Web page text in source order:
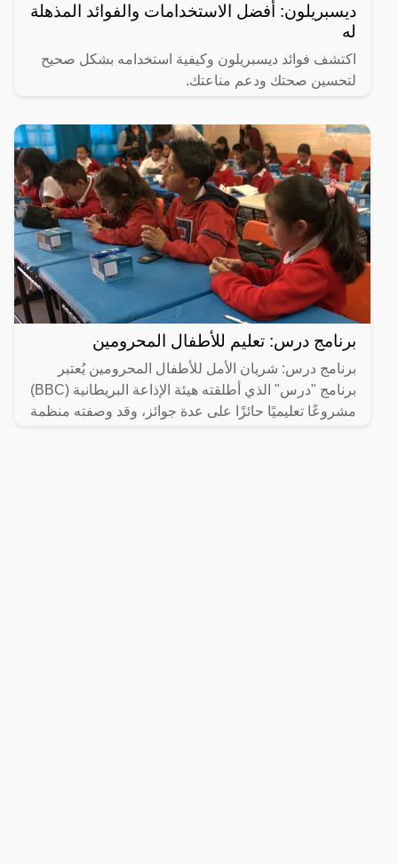
ديسبريلون: أفضل الاستخدامات والفوائد المذهلة
له
اكتشف فوائد ديسبريلون وكيفية استخدامه بشكل صحيح
لتحسين صحتك ودعم مناعتك.
برنامج درس: تعليم للأطفال المحرومين
برنامج درس: شريان الأمل للأطفال المحرومين يُعتبر
برنامج "درس" الذي أطلقته هيئة الإذاعة البريطانية (BBC)
مشروعًا تعليميًا حائزًا على عدة جوائز، وقد وصفته منظمة